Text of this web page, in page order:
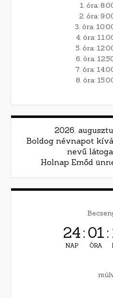
1. óra:
2. óra:
3. óra:
4. óra:
5. óra:
6. óra:
7. óra:
8. óra:
2026.
Boldog névnapot
nevű
Holnap Emőd
24
NAP
:01
ÓRA
: